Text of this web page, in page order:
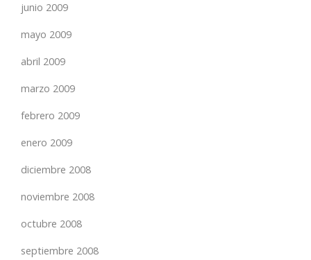
junio 2009
mayo 2009
abril 2009
marzo 2009
febrero 2009
enero 2009
diciembre 2008
noviembre 2008
octubre 2008
septiembre 2008